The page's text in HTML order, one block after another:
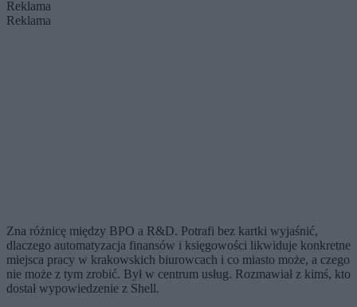
Reklama
Reklama
Zna różnicę między BPO a R&D. Potrafi bez kartki wyjaśnić,
dlaczego automatyzacja finansów i księgowości likwiduje konkretne
miejsca pracy w krakowskich biurowcach i co miasto może, a czego
nie może z tym zrobić. Był w centrum usług. Rozmawiał z kimś, kto
dostał wypowiedzenie z Shell.